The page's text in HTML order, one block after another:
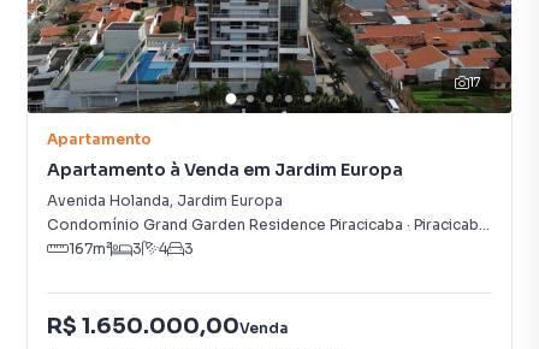
17
Apartamento
Apartamento à Venda em Jardim Europa
Avenida Holanda, Jardim Europa
Condomínio Grand Garden Residence Piracicaba · Piracicaba ,
167m² 3 4 3
R$ 1.650.000,00Venda